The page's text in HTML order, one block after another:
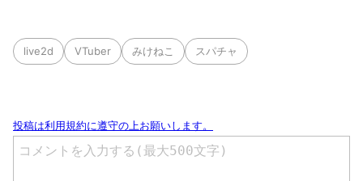
live2d VTuber みけねこ スパチャ